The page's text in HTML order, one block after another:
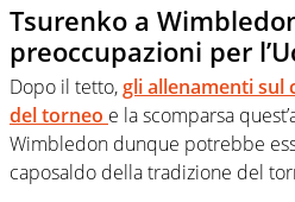
Tsurenko a
preoccupazioni per
Dopo il tetto,gli allenamenti sul
del torneo e la scomparsa
Wimbledon dunque potrebbe
caposaldo della tradizione del